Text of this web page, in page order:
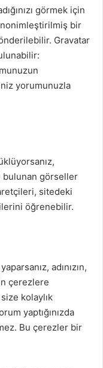
görmek için
bir
Gravatar
yorumunuzla
bulunan görseller
sitedeki
öğrenebilir.
adınızın,
çerezlere
kolaylık
yaptığınızda
Bu çerezler bir